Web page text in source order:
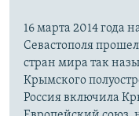
16 марта 2014 года
Севастополя
стран мира так
Крымского
Россия включила